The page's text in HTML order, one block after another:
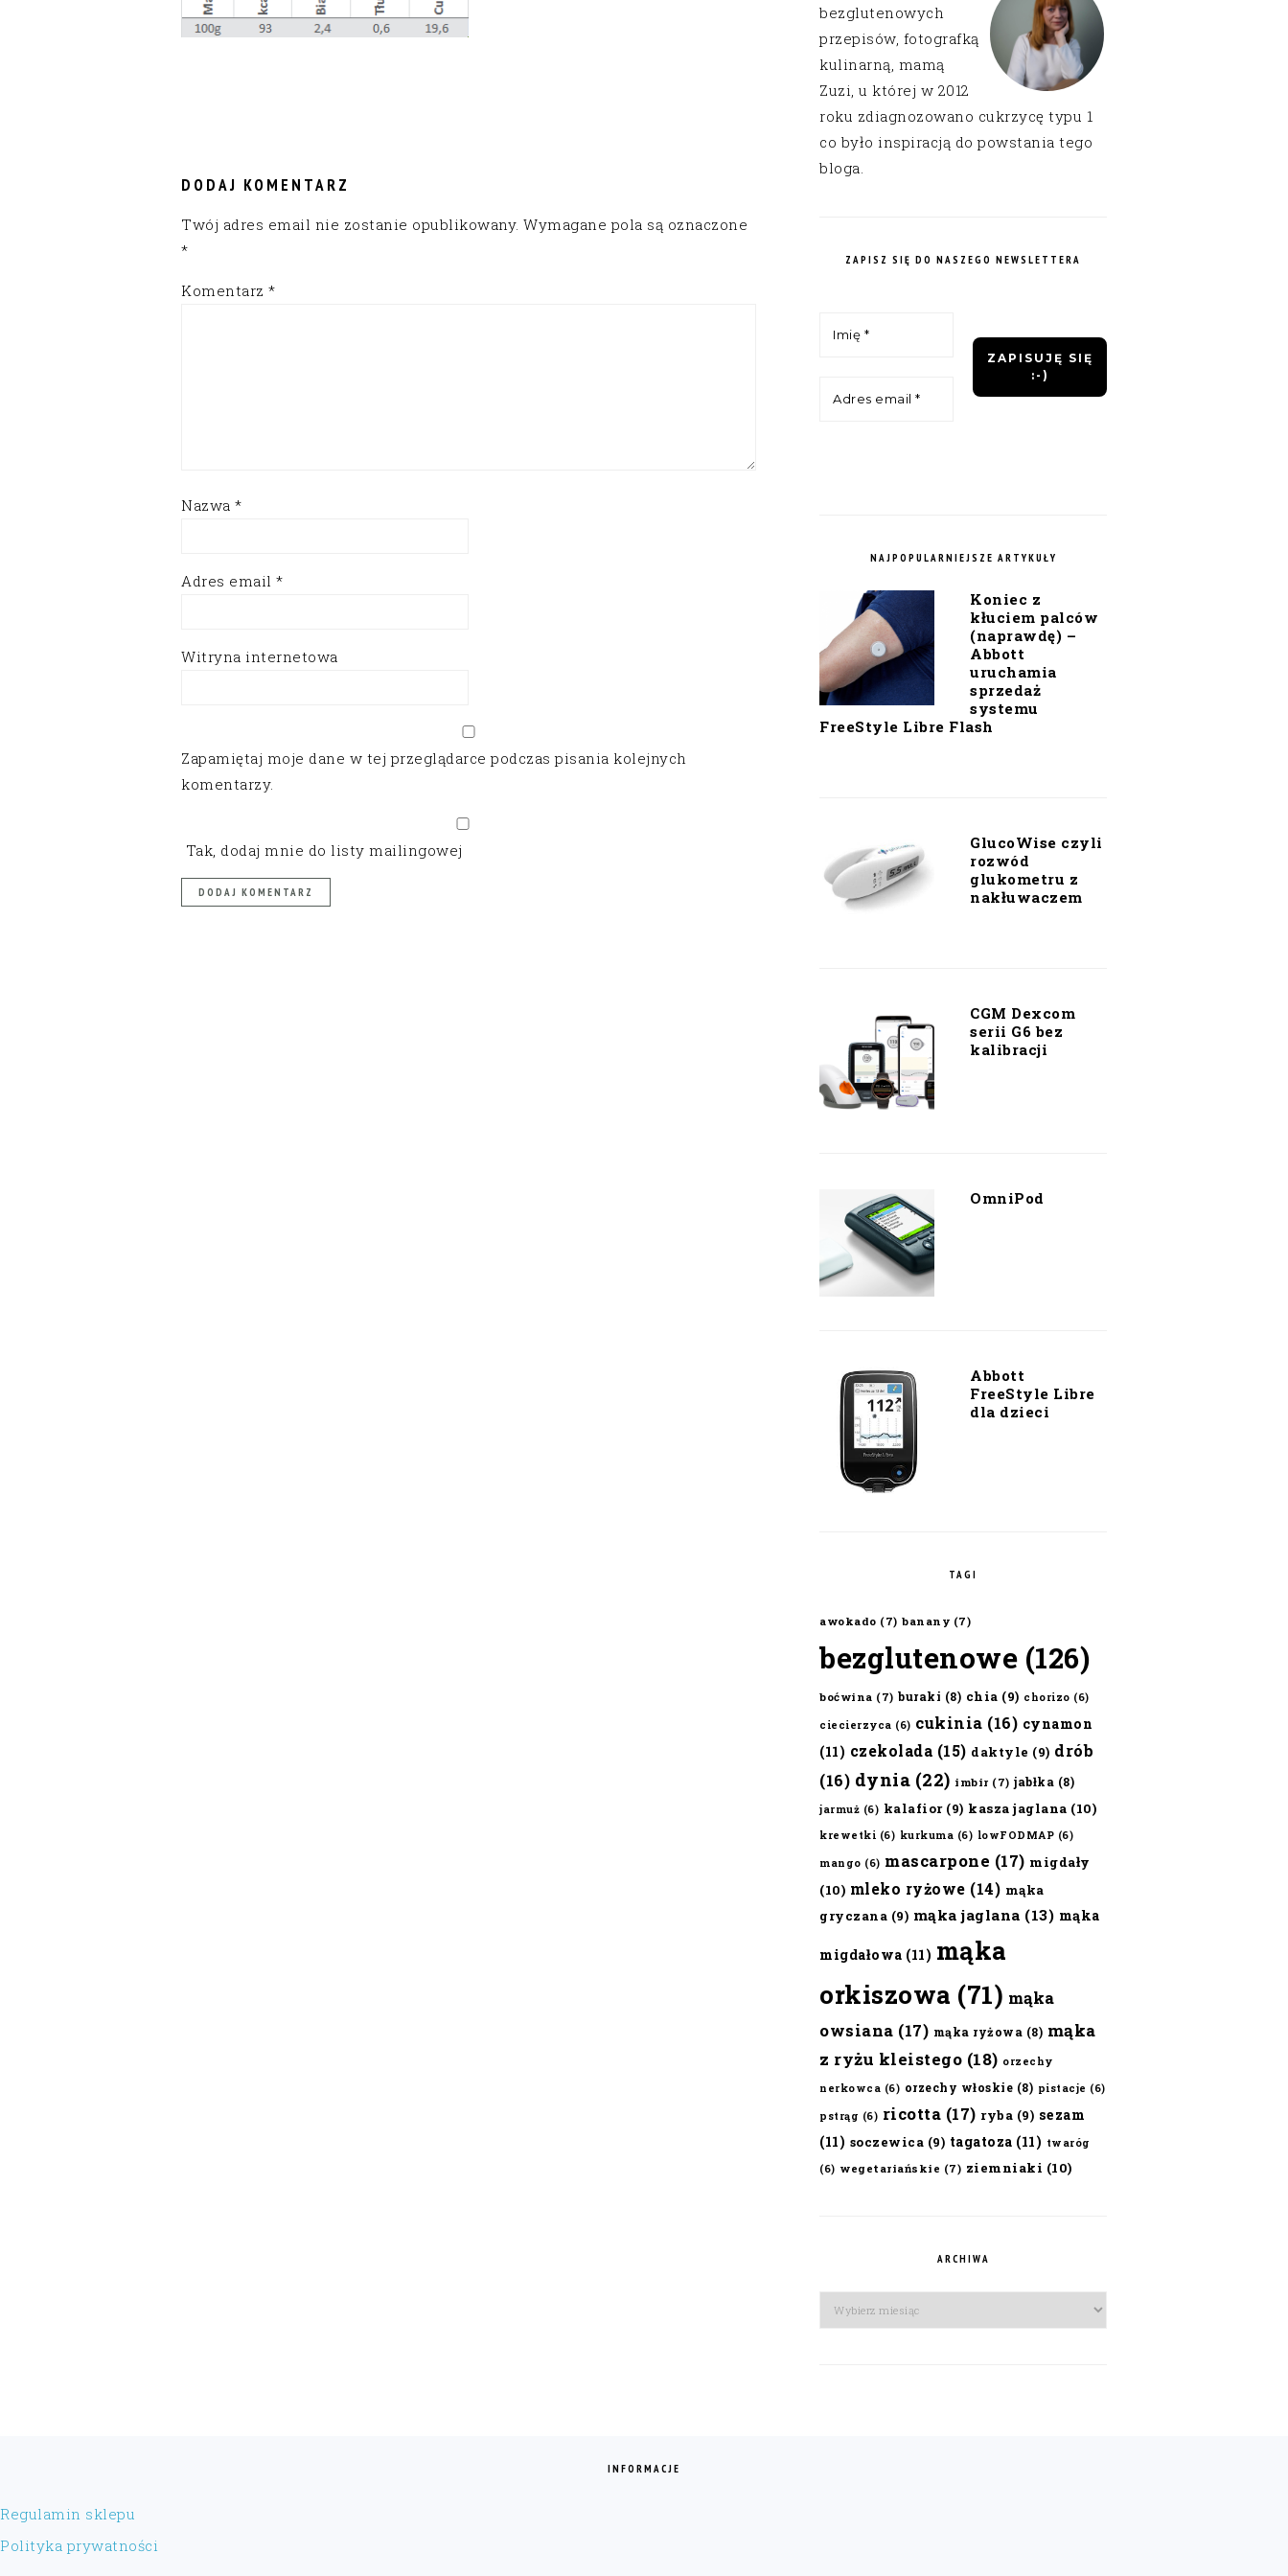
DODAJ KOMENTARZ
Twój adres email nie zostanie opublikowany. Wymagane pola są oznaczone
*
Komentarz *
Nazwa *
Adres email *
Witryna internetowa
Zapamiętaj moje dane w tej przeglądarce podczas pisania kolejnych
komentarzy.
Tak, dodaj mnie do listy mailingowej
bezglutenowych
przepisów, fotografką
kulinarną, mamą
Zuzi, u której w 2012
roku zdiagnozowano cukrzycę typu 1
co było inspiracją do powstania tego
bloga.
ZAPISZ SIĘ DO NASZEGO NEWSLETTERA
NAJPOPULARNIEJSZE ARTYKUŁY
Koniec z
kłuciem palców
(naprawdę) –
Abbott
uruchamia
sprzedaż
systemu
FreeStyle Libre Flash
GlucoWise czyli
rozwód
glukometru z
nakłuwaczem
CGM Dexcom
serii G6 bez
kalibracji
OmniPod
Abbott
FreeStyle Libre
dla dzieci
TAGI
awokado (7) banany (7)
bezglutenowe (126)
boćwina (7) buraki (8) chia (9) chorizo (6)
ciecierzyca (6) cukinia (16) cynamon
(11) czekolada (15) daktyle (9) drób
(16) dynia (22) imbir (7) jabłka (8)
jarmuż (6) kalafior(9) kasza jaglana (10)
krewetki (6) kurkuma (6) lowFODMAP (6)
mango (6) mascarpone (17) migdały
(10) mleko ryżowe (14) mąka
gryczana (9) mąka jaglana (13) mąka
migdałowa (11) mąka
orkiszowa (71) mąka
owsiana (17) mąka ryżowa (8) mąka
z ryżu kleistego (18) orzechy
nerkowca (6) orzechy włoskie (8) pistacje (6)
pstrąg (6) ricotta (17) ryba (9) sezam
(11) soczewica (9) tagatoza (11) twaróg
(6) wegetariańskie (7) ziemniaki (10)
ARCHIWA
Archiwa
INFORMACJE
Regulamin sklepu
Polityka prywatności